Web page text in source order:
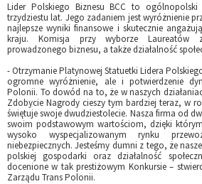
Lider Polskiego Biznesu BCC to
trzydziestu lat. Jego zadaniem jest wyróżnienie
najlepsze wyniki finansowe i skutecznie
kraju. Komisja przy wyborze Laureatów
prowadzonego biznesu, a także działalność
- Otrzymanie Platynowej Statuetki Lidera
ogromne wyróżnienie, ale i potwierdzenie
Polonii. To dowód na to, że w naszych
Zdobycie Nagrody cieszy tym bardziej teraz, w
świętuje swoje dwudziestolecie. Nasza firma od
swoim podstawowym wartościom, dzięki
wysoko wyspecjalizowanym rynku
niebezpiecznych. Jesteśmy dumni z tego, że
polskiej gospodarki oraz działalność
docenione w tak prestiżowym Konkursie –
Zarządu Trans Polonii.